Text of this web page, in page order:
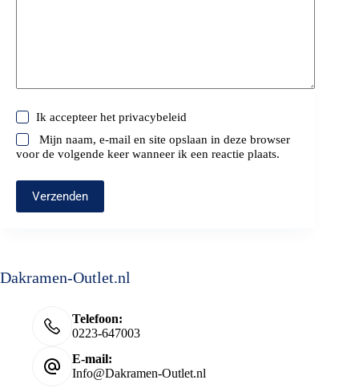
Ik accepteer hetprivacybeleid
Mijn naam, e-mail en site opslaan in deze browser
voor de volgende keer wanneer ik een reactie plaats.
Verzenden
Dakramen-Outlet.nl
Telefoon:
0223-647003
E-mail:
Info@Dakramen-Outlet.nl